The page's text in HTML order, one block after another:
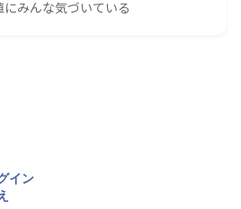
みんな気づいている
イン